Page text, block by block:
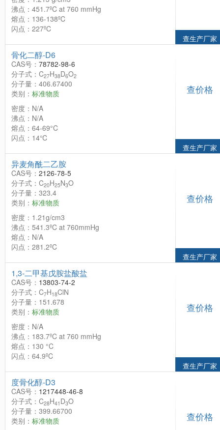
沸点：451.7ºC at 760 mmHg
熔点：136-138ºC
闪点：227ºC
查生产厂家
骨化二醇-D6
CAS号： 78782-98-6
分子式：C27H38D6O2
分子量：406.67400
类别： 标准物质
密度：N/A
沸点：N/A
熔点：64-69°C
闪点：14℃
查价格
查生产厂家
异麦角酰二乙胺
CAS号： 2126-78-5
分子式：C20H25N3O
分子量：323.4
类别： 标准物质
密度：1.21g/cm3
沸点：541.3ºC at 760mmHg
熔点：N/A
闪点：281.2ºC
查价格
查生产厂家
1,3-二甲基戊胺盐酸盐
CAS号： 13803-74-2
分子式：C7H18ClN
分子量：151.678
类别： 标准物质
密度：N/A
沸点：183.7ºC at 760 mmHg
熔点：130 °C
闪点：64.9ºC
查价格
查生产厂家
度骨化醇-D3
CAS号： 1217448-46-8
分子式：C28H41 D3O
分子量：399.66700
类别： 标准物质
查价格